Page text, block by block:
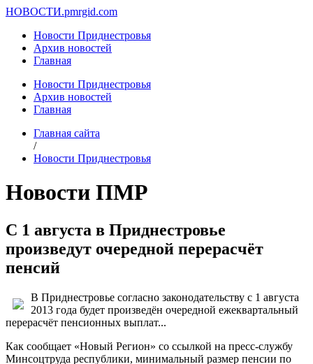
НОВОСТИ.pmrgid.com
Новости Приднестровья
Архив новостей
Главная
Новости Приднестровья
Архив новостей
Главная
Главная сайта
/
Новости Приднестровья
Новости ПМР
С 1 августа в Приднестровье
произведут очередной перерасчёт
пенсий
В Приднестровье согласно законодательству с 1 августа
2013 года будет произведён очередной ежеквартальный
перерасчёт пенсионных выплат...
Как сообщает «Новый Регион» со ссылкой на пресс-службу
Минсоцтруда республики, минимальный размер пенсии по